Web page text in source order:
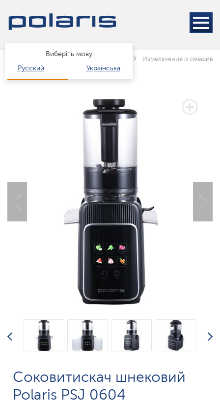
Виберіть мову
Русский
Українська
Каталог Техніка для кухні Измельчение и
2 РОКИ ГАРАНТІЇ
Соковитискач шнековий
Polaris PSJ 0604